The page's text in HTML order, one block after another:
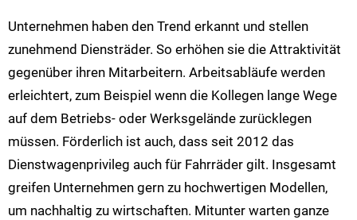
Unternehmen haben den Trend erkannt und stellen
zunehmend Diensträder. So erhöhen sie die Attraktivität
gegenüber ihren Mitarbeitern. Arbeitsabläufe werden
erleichtert, zum Beispiel wenn die Kollegen lange Wege
auf dem Betriebs- oder Werksgelände zurücklegen
müssen. Förderlich ist auch, dass seit 2012 das
Dienstwagenprivileg auch für Fahrräder gilt. Insgesamt
greifen Unternehmen gern zu hochwertigen Modellen,
um nachhaltig zu wirtschaften. Mitunter warten ganze